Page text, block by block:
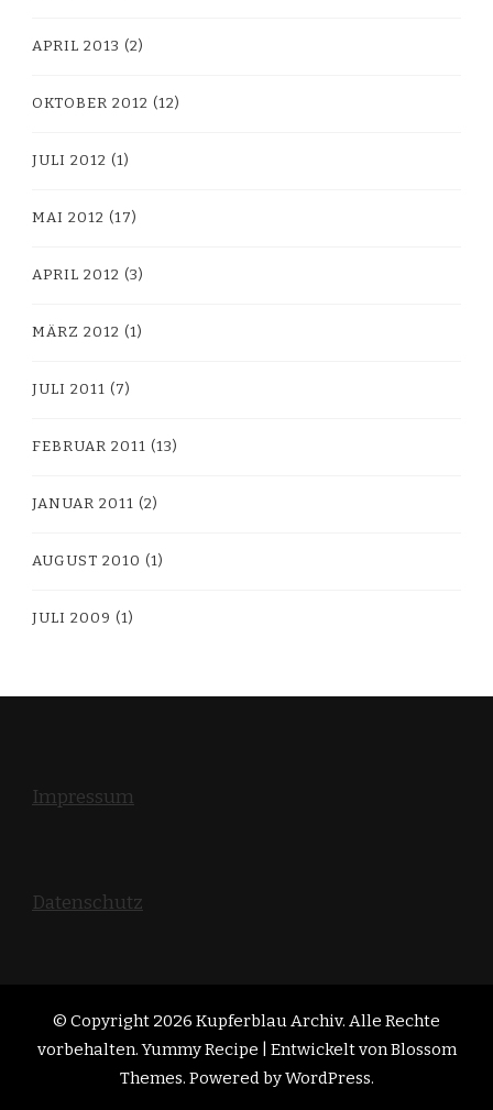
APRIL 2013 (2)
OKTOBER 2012 (12)
JULI 2012 (1)
MAI 2012 (17)
APRIL 2012 (3)
MÄRZ 2012 (1)
JULI 2011 (7)
FEBRUAR 2011 (13)
JANUAR 2011 (2)
AUGUST 2010 (1)
JULI 2009 (1)
Impressum
Datenschutz
© Copyright 2026 Kupferblau Archiv. Alle Rechte
vorbehalten. Yummy Recipe | Entwickelt von Blossom
Themes. Powered byWordPress.